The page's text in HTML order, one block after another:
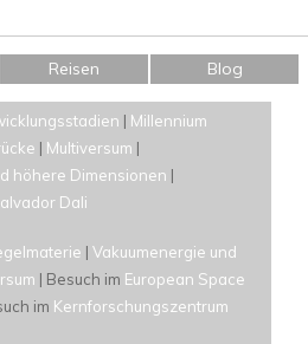
Reisen Blog
| Millennium
| Multiversum |
höhere Dimensionen |
Dali
| Vakuumenergie und
| Besuch im European Space
im Kernforschungszentrum